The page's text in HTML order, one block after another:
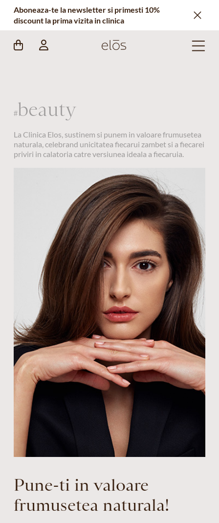
Aboneaza-te la newsletter si primesti 10%
discount la prima vizita in clinica
#beauty
La Clinica Elos, sustinem si punem in valoare frumusetea
naturala, celebrand unicitatea fiecarui zambet si a fiecarei
priviri in calatoria catre versiunea ideala a fiecaruia.
Pune-ti in valoare
frumusetea naturala!